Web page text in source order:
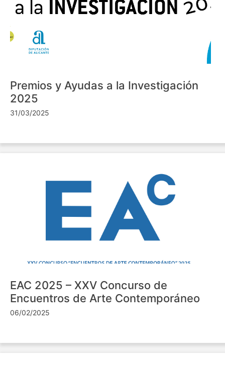
Premios y Ayudas a la Investigación
2025
31/03/2025
EAC 2025 – XXV Concurso de
Encuentros de Arte Contemporáneo
06/02/2025